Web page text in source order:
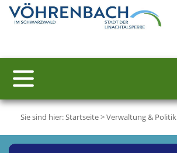
Sie sind hier:Startseite>Verwaltung & Politik